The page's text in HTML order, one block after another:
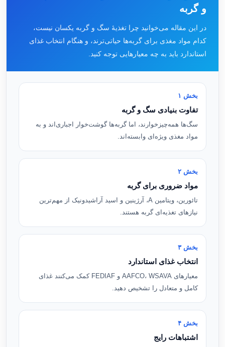
و گربه
در این مقاله می‌خوانید چرا تغذیهٔ سگ و گربه یکسان نیست،
کدام مواد مغذی برای گربه‌ها حیاتی‌ترند، و هنگام انتخاب غذای
استاندارد باید به چه معیارهایی توجه کنید.
بخش ۱
تفاوت بنیادی سگ و گربه
سگ‌ها همه‌چیزخوارند، اما گربه‌ها گوشت‌خوار اجباری‌اند و به
مواد مغذی ویژه‌ای وابسته‌اند.
بخش ۲
مواد ضروری برای گربه
تائورین، ویتامین A، آرژینین و اسید آراشیدونیک از مهم‌ترین
نیازهای تغذیه‌ای گربه هستند.
بخش ۳
انتخاب غذای استاندارد
معیارهای AAFCO، WSAVA و FEDIAF کمک می‌کنند غذای
کامل و متعادل را تشخیص دهید.
بخش ۴
اشتباهات رایج